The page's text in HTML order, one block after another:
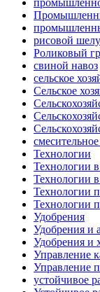
рисовой
Роликовый
свиной навоз
сельское
Сельское
Технологии
Технологии
Технологии в
Технологии
Технологии
Удобрения
Удобрения и
Удобрения и
Управление
Управление
устойчивое